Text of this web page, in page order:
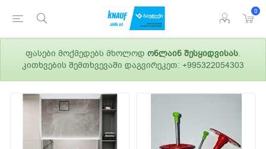
0
ფასები მოქმედებს მხოლოდ ონლაინ შესყიდვისას.
კითხვების შემთხვევაში დაგვირეკეთ: +995322054303